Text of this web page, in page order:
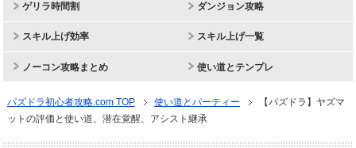
ゲリラ時間割 ダンジョン攻略
スキル上げ効率 スキル上げ一覧
ノーコン攻略まとめ 使い道とテンプレ
パズドラ初心者攻略.com TOP 使い道とパーティー
【パズドラ】ヤズマ
ットの評価と使い道、潜在覚醒、アシスト継承